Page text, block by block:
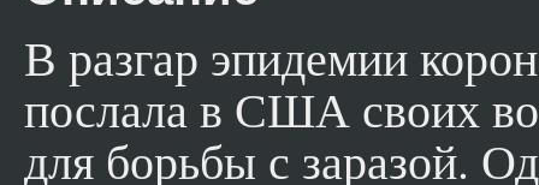
В разгар эпидемии
послала в США своих
для борьбы с заразой.